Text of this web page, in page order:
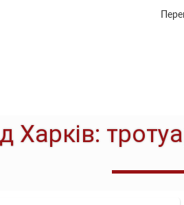
Харків: